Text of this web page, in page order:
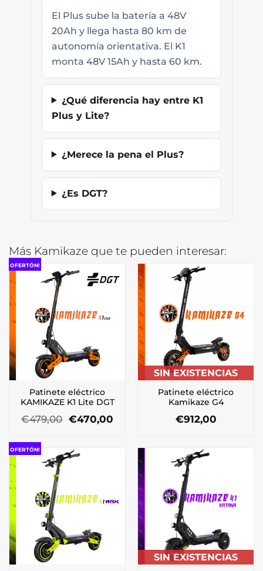
El Plus sube la batería a 48V
20Ah y llega hasta 80 km de
autonomía orientativa. El K1
monta 48V 15Ah y hasta 60 km.
¿Qué diferencia hay entre K1
Plus y Lite?
¿Merece la pena el Plus?
¿Es DGT?
Más Kamikaze que te pueden interesar:
OFERTÓN!
Patinete eléctrico
KAMIKAZE K1 Lite DGT
€479,00 El
precio
era:
€479,00.
€470,00El
€470,00.
SIN EXISTENCIAS
Patinete eléctrico
Kamikaze G4
€912,00
OFERTÓN!
SIN EXISTENCIAS